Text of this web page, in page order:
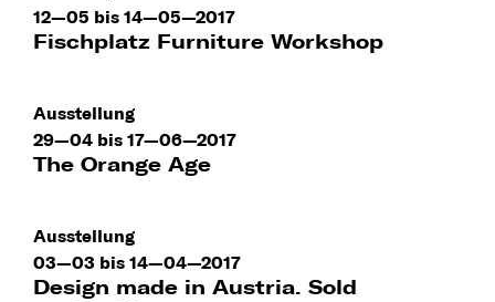
12—05 bis 14—05—2017
Fischplatz Furniture Workshop
Ausstellung
29—04 bis 17—06—2017
The Orange Age
Ausstellung
03—03 bis 14—04—2017
Design made in Austria. Sold